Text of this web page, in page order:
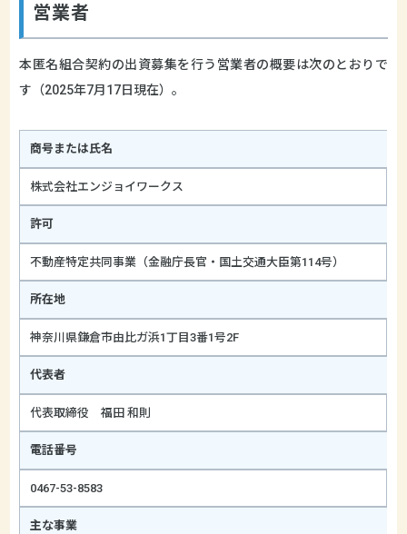
営業者
本匿名組合契約の出資募集を行う営業者の概要は次のとおりで
す（2025年7月17日現在）。
商号または氏名
株式会社エンジョイワークス
許可
不動産特定共同事業（金融庁長官・国土交通大臣第114号）
所在地
神奈川県鎌倉市由比ガ浜1丁目3番1号2F
代表者
代表取締役 福田 和則
電話番号
0467-53-8583
主な事業